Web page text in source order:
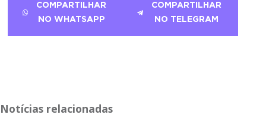
COMPARTILHAR
NO WHATSAPP
COMPARTILHAR
NO TELEGRAM
Notícias relacionadas